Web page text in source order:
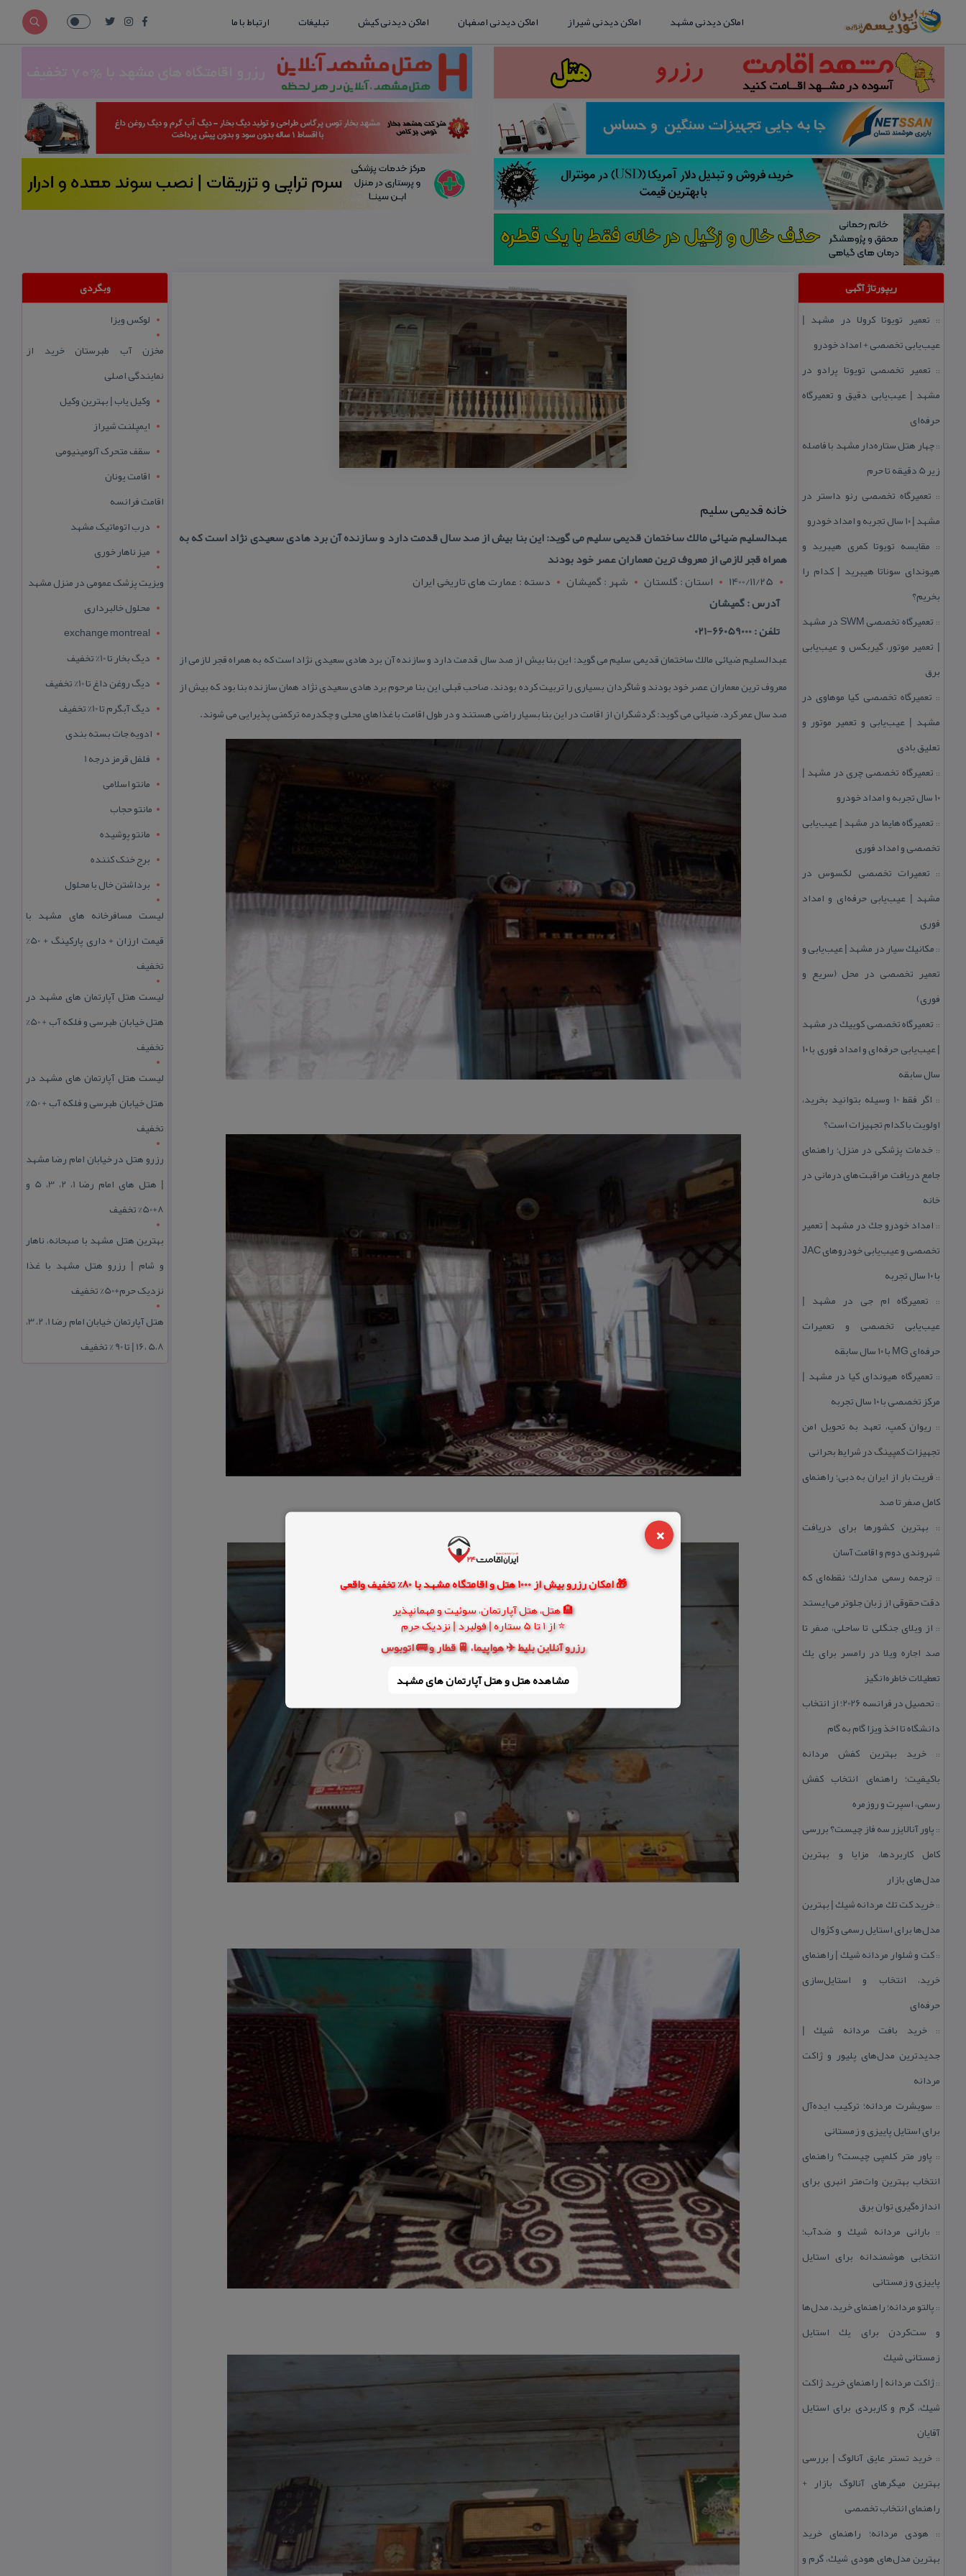
×
🎁 امکان رزرو بیش از 1000 هتل و اقامتگاه مشهد با 80% تخفیف واقعی
🏨 هتل، هتل آپارتمان، سوئیت و مهمانپذیر
⭐ از 1 تا 5 ستاره | فولبرد | نزدیک حرم
رزرو آنلاین بلیط ✈️ هواپیما، 🚆 قطار و 🚌 اتوبوس
مشاهده هتل و هتل‌ آپارتمان های مشهد
اماکن دیدنی مشهد اماکن دیدنی شیراز اماکن دیدنی اصفهان اماکن دیدنی کیش تبلیغات ارتباط با ما
ریپورتاژ آگهی
:: تعمیر تویوتا كرولا در مشهد |
عیب‌یابی تخصصی + امداد خودرو
:: تعمیر تخصصی تویوتا پرادو در
مشهد | عیب‌یابی دقیق و تعمیرگاه
حرفه‌ای
::چهار هتل‌ ستاره‌دار مشهد با فاصله
زیر 5 دقیقه تا حرم
:: تعمیرگاه تخصصی رنو داستر در
مشهد | ۱۰ سال تجربه و امداد خودرو
:: مقایسه تویوتا كمری هیبرید و
هیوندای سوناتا هیبرید | كدام را
بخریم؟
::
تعمیرگاه تخصصی SWM در مشهد
| تعمیر موتور، گیربكس و عیب‌یابی
برق
:: تعمیرگاه تخصصی كیا موهاوی در
مشهد | عیب‌یابی و تعمیر موتور و
تعلیق بادی
:: تعمیرگاه تخصصی چری در مشهد |
۱۰ سال تجربه و امداد خودرو
:: تعمیرگاه هایما در مشهد | عیب‌یابی
تخصصی و امداد فوری
:: تعمیرات تخصصی لكسوس در
مشهد | عیب‌یابی حرفه‌ای و امداد
فوری
:: مكانیك سیار در مشهد | عیب‌یابی و
تعمیر تخصصی در محل (سریع و
فوری)
:: تعمیرگاه تخصصی كوییك در مشهد
| عیب‌یابی حرفه‌ای و امداد فوری با ۱۰
سال سابقه
::
اگر فقط 10 وسیله بتوانید بخرید،
اولویت با كدام تجهیزات است؟
:: خدمات پزشكی در منزل؛ راهنمای
جامع دریافت مراقبت‌های درمانی در
خانه
:: امداد خودرو جك در مشهد | تعمیر
تخصصی و عیب‌یابی خودروهای JAC
با ۱۰ سال تجربه
:: تعمیرگاه ام جی در مشهد |
عیب‌یابی تخصصی و تعمیرات
حرفه‌ای MG با ۱۰ سال سابقه
:: تعمیرگاه هیوندای كیا در مشهد |
مركز تخصصی با ۱۰ سال تجربه
:: ریوان كمپ، تعهد به تحویل امن
تجهیزات كمپینگ در شرایط بحرانی
:: فریت بار از ایران به دبی؛ راهنمای
كامل صفر تا صد
:: بهترین كشورها برای دریافت
شهروندی دوم و اقامت آسان
:: ترجمه رسمی مدارك؛ نقطه‌ای كه
دقت حقوقی از زبان جلوتر می‌ایستد
:: از ویلای جنگلی تا ساحلی، صفر تا
صد اجاره ویلا در رامسر برای یك
تعطیلات خاطره‌انگیز
::
تحصیل در فرانسه 2026؛ از انتخاب
دانشگاه تا اخذ ویزا گام به گام
::خرید بهترین كفش مردانه
باكیفیت؛ راهنمای انتخاب كفش
رسمی، اسپرت و روزمره
:: پاور آنالایزر سه فاز چیست؟ بررسی
كامل كاربردها، مزایا و بهترین
مدل‌های بازار
::خرید كت تك مردانه شیك | بهترین
مدل‌ها برای استایل رسمی و كژوال
::كت و شلوار مردانه شیك | راهنمای
خرید، انتخاب و استایل‌سازی
حرفه‌ای
::خرید بافت مردانه شیك |
جدیدترین مدل‌های پلیور و ژاكت
مردانه
:: سویشرت مردانه؛ تركیب ایده‌آل
برای استایل پاییزی و زمستانی
:: پاور متر كلمپی چیست؟ راهنمای
انتخاب بهترین وات‌متر انبری برای
اندازه‌گیری توان برق
:: بارانی مردانه شیك و ضدآب؛
انتخابی هوشمندانه برای استایل
پاییزی و زمستانی
:: پالتو مردانه؛ راهنمای خرید، مدل‌ها
و ست‌كردن برای یك استایل
زمستانی شیك
::ژاكت مردانه | راهنمای خرید ژاكت
شیك، گرم و كاربردی برای استایل
آقایان
:: خرید تستر عایق آنالوگ | بررسی
بهترین میگرهای آنالوگ بازار +
راهنمای انتخاب تخصصی
:: هودی مردانه؛ راهنمای خرید
بهترین مدل‌های هودی شیك، گرم و
خانه قدیمی سلیم
عبدالسلیم ضیائی مالك ساختمان قدیمی سلیم می گوید: این بنا بیش از صد سال قدمت دارد و سازنده آن برد هادی سعیدی نژاد است كه به
همراه قجر لازمی از معروف ترین معماران عصر خود بودند
1400/11/25
استان : گلستان شهر : گمیشان
دسته : عمارت های تاریخی ایران
آدرس : گمیشان
تلفن : 66059000-021
عبدالسلیم ضیائی مالك ساختمان قدیمی سلیم می گوید: این بنا بیش از صد سال قدمت دارد و سازنده آن برد هادی سعیدی نژاد است كه به همراه قجر لازمی از
معروف ترین معماران عصر خود بودند و شاگردان بسیاری را تربیت كرده بودند. صاحب قبلی این بنا مرحوم برد هادی سعیدی نژاد همان سازنده بنا بود كه بیش از
صد سال عمر كرد. ضیائی می گوید: گردشگران از اقامت در این بنا بسیار راضی هستند و در طول اقامت با غذاهای محلی و چكدرمه تركمنی پذیرایی می شوند.
وبگردی
لوکس ویزا
مخزن آب طبرستان خرید از
نمایندگی اصلی
وکیل یاب | بهترین وکیل
ایمپلنت شیراز
سقف متحرک آلومینیومی
اقامت یونان
اقامت فرانسه
درب اتوماتیک مشهد
میز ناهار خوری
ویزیت پزشک عمومی در منزل مشهد
محلول خالبرداری
exchange montreal
دیگ بخار تا 10% تخفیف
دیگ روغن داغ تا 10% تخفیف
دیگ آبگرم تا 10% تخفیف
ادویه جات بسته بندی
فلفل قرمز درجه 1
مانتو اسلامی
مانتو حجاب
مانتو پوشیده
برج خنک کننده
برداشتن خال با محلول
لیست مسافرخانه های مشهد با
قیمت ارزان + داری پارکینگ + 50%
تخفیف
لیست هتل آپارتمان های مشهد در
هتل خیابان طبرسی و فلکه آب + 50%
تخفیف
لیست هتل آپارتمان های مشهد در
هتل خیابان طبرسی و فلکه آب + 50%
تخفیف
رزرو هتل در خیابان امام رضا مشهد
| هتل‌ های امام رضا 1، 2، 3، 5 و
8+50% تخفیف
بهترین هتل مشهد با صبحانه، ناهار
و شام | رزرو هتل مشهد با غذا
نزدیک حرم+50% تخفیف
هتل آپارتمان خیابان امام رضا 1، 2، 3،
5،8 ،16 | تا 90 % تخفیف